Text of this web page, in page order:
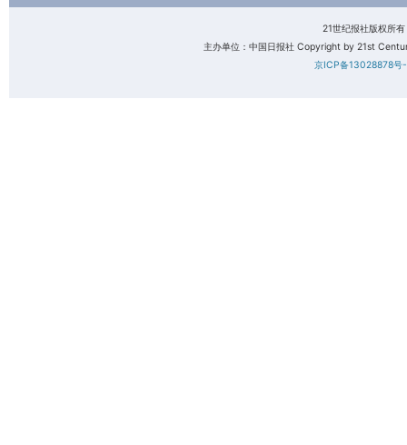
21世纪报社版权所
主办单位：中国日报社 Copyright by 21st
京ICP备13028878号